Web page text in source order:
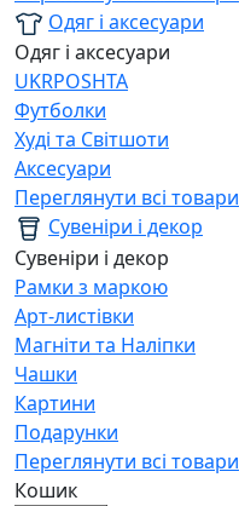
Одяг і аксесуари
Одяг і аксесуари
UKRPOSHTA
Футболки
Худі та Світшоти
Аксесуари
Переглянути всі товари
Сувеніри і декор
Сувеніри і декор
Рамки з маркою
Арт-листівки
Магніти та Наліпки
Чашки
Картини
Подарунки
Переглянути всі товари
Кошик